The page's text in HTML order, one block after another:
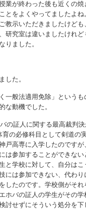
業が終わった後も近くの
とをよくやってましたよ
教示いただきましたけど
研究室は違いましたけれ
りました。
した。
般法適用免除」という
な動機でした。
の証人に関する最高裁判
の必修科目として剣道の
戸高専に入学したのです
は参加することができな
と学校に対して、自分は
には参加できない、代わ
したのです。学校側がそ
ホバの証人の学生がその
討せずにそういう処分を